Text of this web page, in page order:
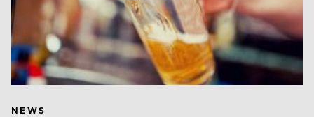
NEWS